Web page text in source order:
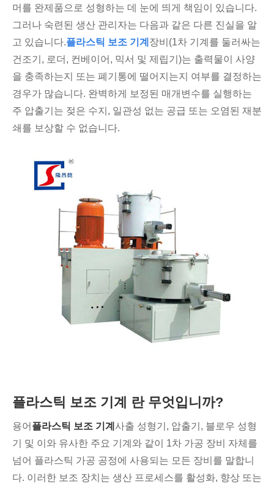
머를 완제품으로 성형하는 데 눈에 띄게 책임이 있습니다.
그러나 숙련된 생산 관리자는 다음과 같은 다른 진실을 알
고 있습니다.플라스틱 보조 기계 장비(1차 기계를 둘러싸는
건조기, 로더, 컨베이어, 믹서 및 제립기)는 출력물이 사양
을 충족하는지 또는 폐기통에 떨어지는지 여부를 결정하는
경우가 많습니다. 완벽하게 보정된 매개변수를 실행하는
주 압출기는 젖은 수지, 일관성 없는 공급 또는 오염된 재분
쇄를 보상할 수 없습니다.
플라스틱 보조 기계 란 무엇입니까?
용어 플라스틱 보조 기계 사출 성형기, 압출기, 블로우 성형
기 및 이와 유사한 주요 기계와 같이 1차 가공 장비 자체를
넘어 플라스틱 가공 공정에 사용되는 모든 장비를 말합니
다. 이러한 보조 장치는 생산 프로세스를 활성화, 향상 또는